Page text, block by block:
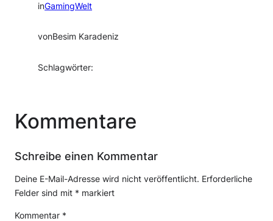
inGamingWelt
vonBesim Karadeniz
Schlagwörter:
Kommentare
Schreibe einen Kommentar
Deine E-Mail-Adresse wird nicht veröffentlicht. Erforderliche
Felder sind mit * markiert
Kommentar *